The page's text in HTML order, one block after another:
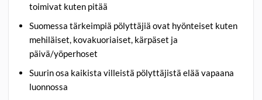
toimivat kuten pitää
Suomessa tärkeimpiä pölyttäjiä ovat hyönteiset kuten
mehiläiset, kovakuoriaiset, kärpäset ja
päivä/yöperhoset
Suurin osa kaikista villeistä pölyttäjistä elää vapaana
luonnossa